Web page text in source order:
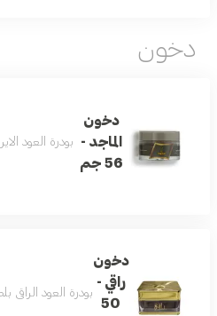
دخون
دخون
الماجد -
56 جم
بودرة العود
دخون
راقي -
50
بودرة العود